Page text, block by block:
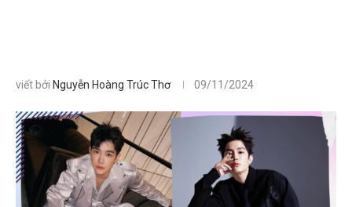
viết bởi Nguyễn Hoàng Trúc Thơ 09/11/2024